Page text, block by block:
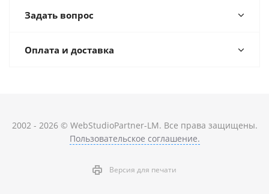
Задать вопрос
Оплата и доставка
2002 - 2026 © WebStudioPartner-LM. Все права защищены.
Пользовательское соглашение.
Версия для печати